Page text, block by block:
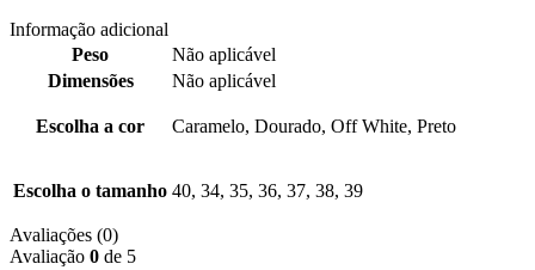
Informação adicional
Peso
Não aplicável
Dimensões
Não aplicável
Escolha a cor Caramelo, Dourado, Off White, Preto
Escolha o tamanho 40, 34, 35, 36, 37, 38, 39
Avaliações (0)
Avaliação 0 de 5